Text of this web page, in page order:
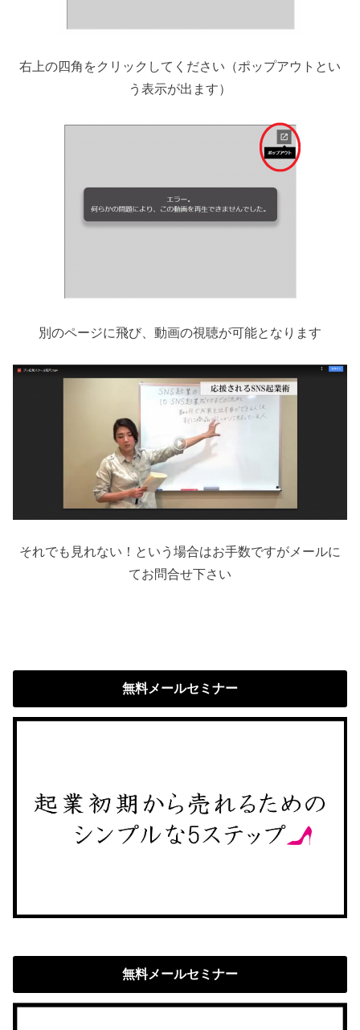
右上の四角をクリックしてください（ポップアウトとい
う表示が出ます）
別のページに飛び、動画の視聴が可能となります
それでも見れない！という場合はお手数ですがメールに
てお問合せ下さい
無料メールセミナー
無料メールセミナー